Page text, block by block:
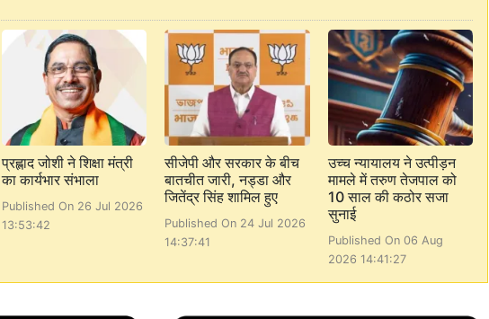
प्रह्लाद जोशी ने शिक्षा मंत्री
का कार्यभार संभाला
Published On 26 Jul 2026
13:53:42
सीजेपी और सरकार के बीच
बातचीत जारी, नड्डा और
जितेंद्र सिंह शामिल हुए
Published On 24 Jul 2026
14:37:41
उच्च न्यायालय ने उत्पीड़न
मामले में तरुण तेजपाल को
10 साल की कठोर सजा
सुनाई
Published On 06 Aug
2026 14:41:27